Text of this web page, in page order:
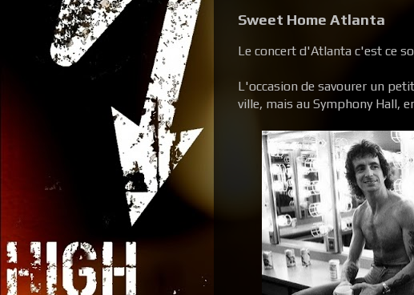
Sweet Home Atlanta
Le concert d'Atlanta c'est ce
L'occasion de savourer un
ville, mais au Symphony Hall,